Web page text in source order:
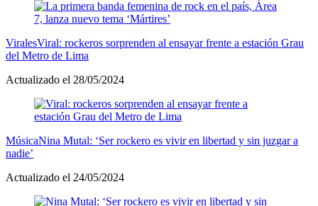
ViralesViral: rockeros sorprenden al ensayar frente a estación Grau
del Metro de Lima
Actualizado el 28/05/2024
MúsicaNina Mutal: ‘Ser rockero es vivir en libertad y sin juzgar a
nadie’
Actualizado el 24/05/2024